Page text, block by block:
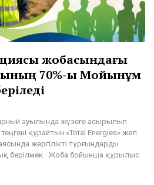
жобасындағы
70%-ы Мойынқұм
ауылында жүзеге асырылып
құрайтын «Total Energies» жел
жергілікті тұрғындарды
берілмек. Жоба бойынша құрылыс